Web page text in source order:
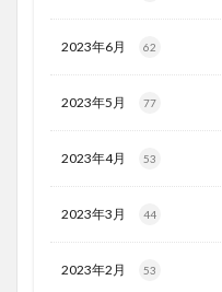
2023年6月 62
2023年5月 77
2023年4月 53
2023年3月 44
2023年2月 53